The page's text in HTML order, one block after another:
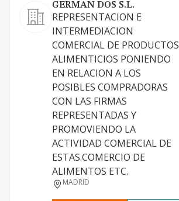
GERMAN DOS S.L.
REPRESENTACION E
INTERMEDIACION
COMERCIAL DE PRODUCTOS
ALIMENTICIOS PONIENDO
EN RELACION A LOS
POSIBLES COMPRADORAS
CON LAS FIRMAS
REPRESENTADAS Y
PROMOVIENDO LA
ACTIVIDAD COMERCIAL DE
ESTAS.COMERCIO DE
ALIMENTOS ETC.
MADRID